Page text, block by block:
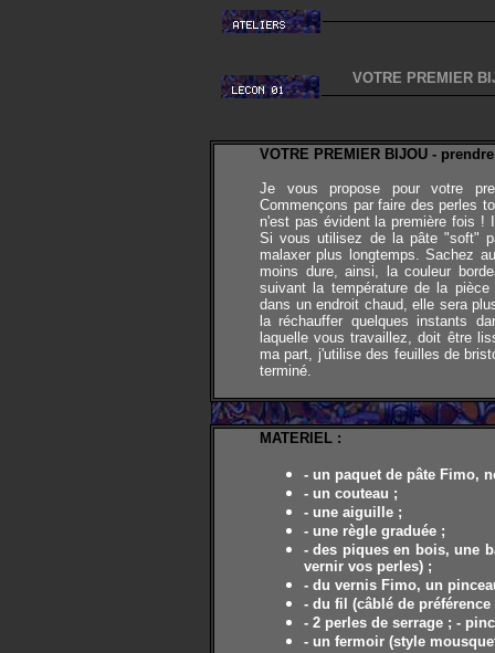
VOTRE PREMIER
VOTRE PREMIER BIJOU -
Je vous propose pour votre
Commençons par faire des perles
n'est pas évident la première fois !
Si vous utilisez de la pâte "soft"
malaxer plus longtemps. Sachez
moins dure, ainsi, la couleur
suivant la température de la
dans un endroit chaud, elle sera
la réchauffer quelques instants
laquelle vous travaillez, doit être
ma part, j'utilise des feuilles de
terminé.
MATERIEL :
- un paquet de pâte Fimo,
- un couteau ;
- une aiguille ;
- une règle graduée ;
- des piques en bois, une
vernir vos perles) ;
- du vernis Fimo, un
- du fil (câblé de
- 2 perles de serrage ; -
- un fermoir (style